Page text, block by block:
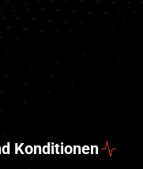
Konditionen